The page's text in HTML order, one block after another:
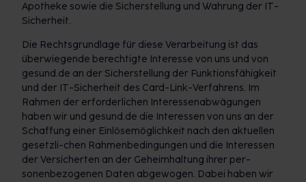
Apotheke sowie die Sicherstellung und Wahrung der IT-
Sicherheit.
Die Rechtsgrundlage für diese Verarbeitung ist das
überwiegende berechtigte Interesse von uns und von
gesund.de an der Sicherstellung der Funktionsfähigkeit
und der IT-Sicherheit des Card-Link-Verfahrens. Im
Rahmen der erforderlichen Interessenabwägungen
haben wir und gesund.de die Interessen von uns an der
Schaffung einer Einlösemöglichkeit nach den aktuellen
gesetzli-chen Rahmenbedingungen und die Interessen
der Versicherten an der Geheimhaltung ihrer per-
sonenbezogenen Daten abgewogen. Dabei haben wir